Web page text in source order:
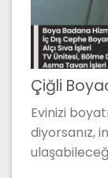
Çiğli
Evinizi
diyorsanız,